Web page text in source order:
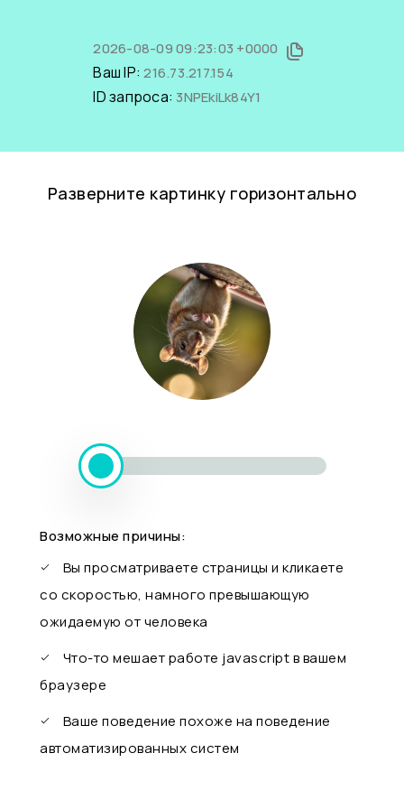
2026-08-09 09:23:03 +0000
Ваш IP:216.73.217.154
ID запроса: 3NPEkiLk84Y1
Разверните картинку горизонтально
Возможные причины:
Вы просматриваете страницы и кликаете
со скоростью, намного превышающую
ожидаемую от человека
Что-то мешает работе javascript в вашем
браузере
Ваше поведение похоже на поведение
автоматизированных систем